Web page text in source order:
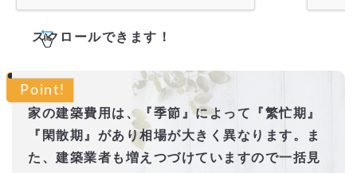
スクロールできます！
Point!
家の建築費用は、『季節』によって『繁忙期』
『閑散期』があり相場が大きく異なります。ま
た、建築業者も増えつづけていますので一括見